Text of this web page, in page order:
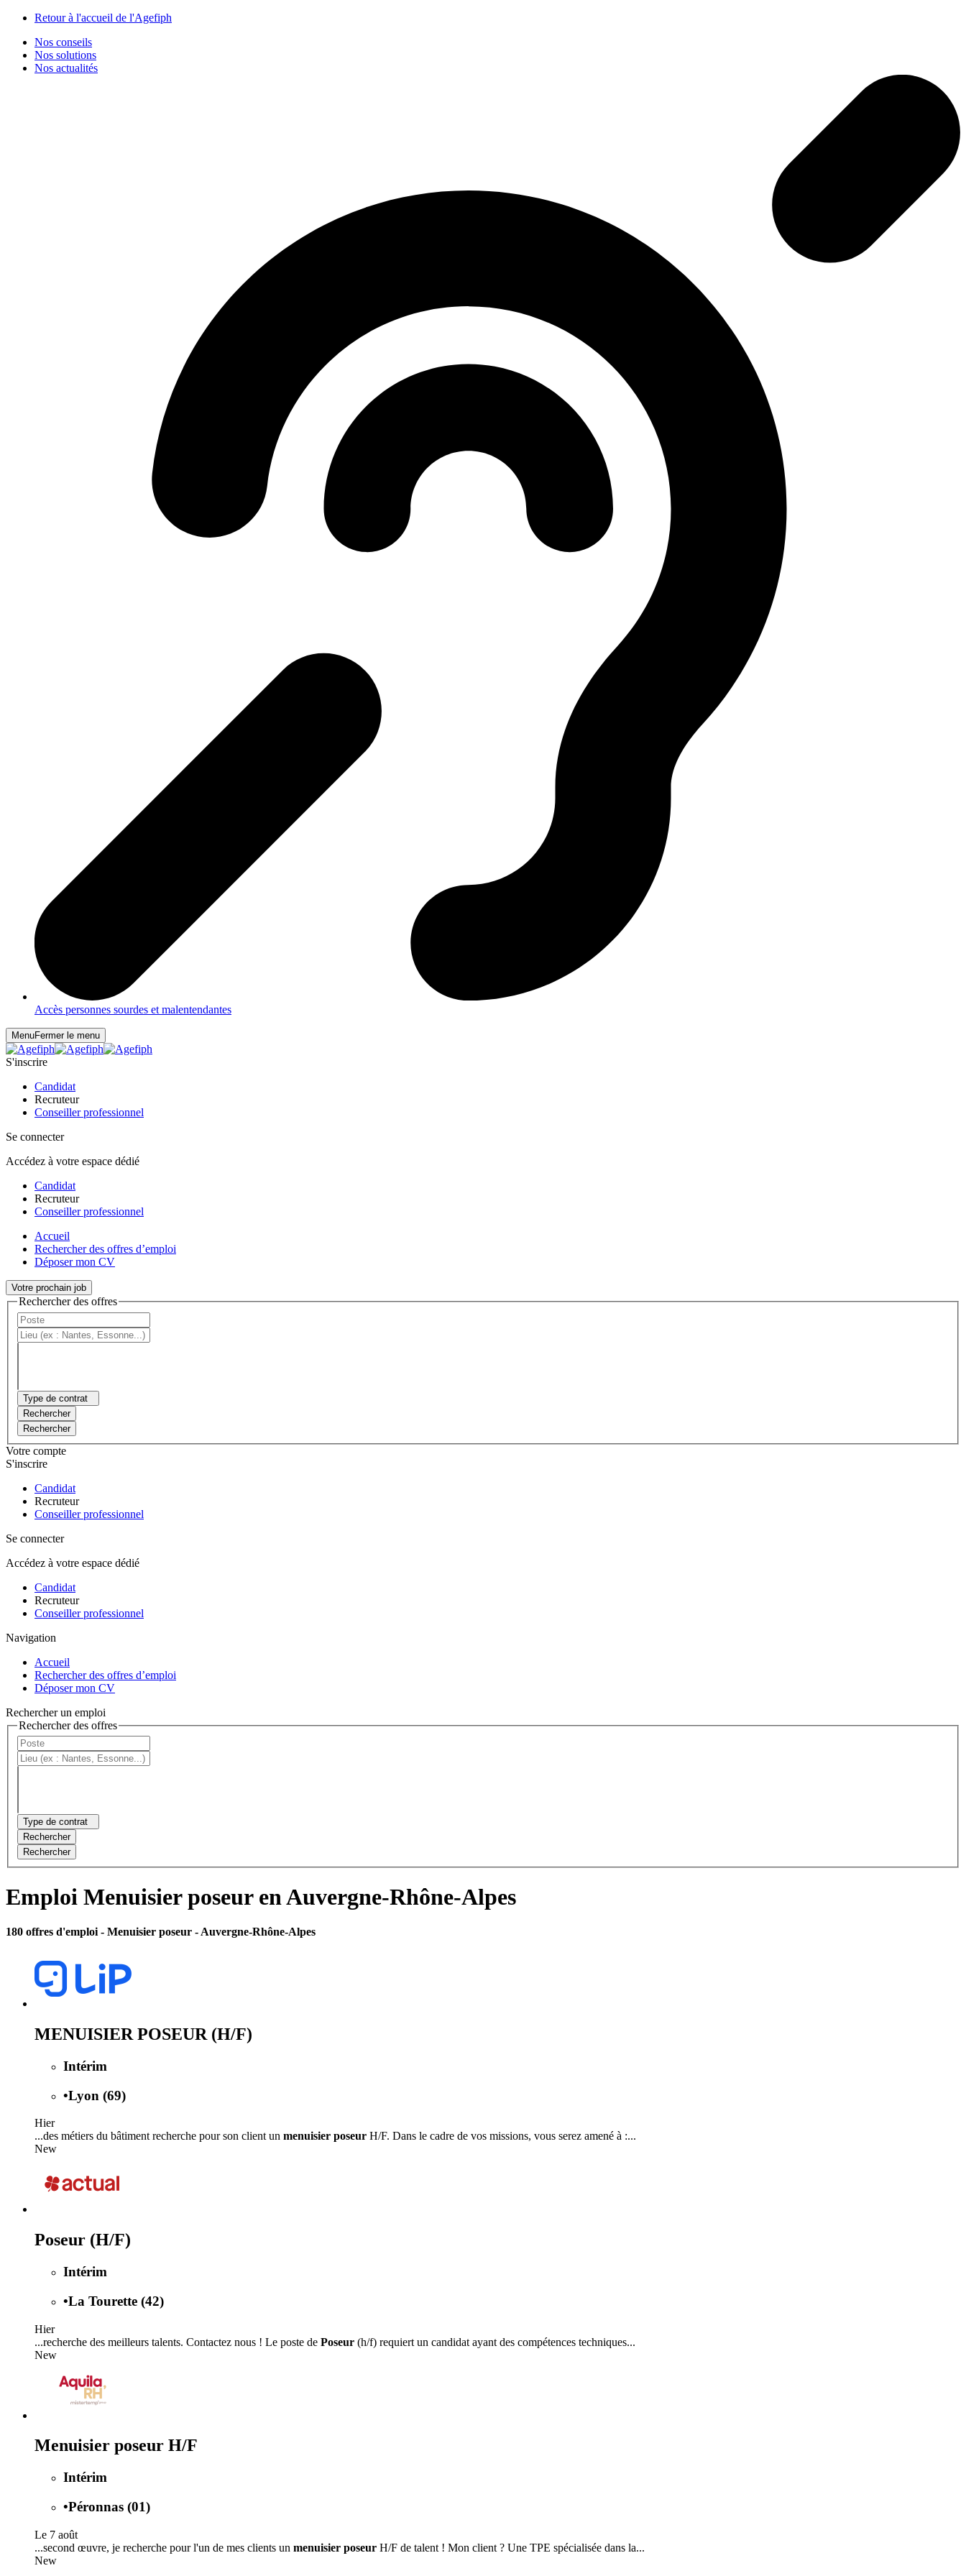
Retour à l'accueil de l'Agefiph
Nos conseils
Nos solutions
Nos actualités
Accès personnes sourdes et malentendantes
MenuFermer le menu
S'inscrire
Candidat
Recruteur
Conseiller professionnel
Se connecter
Accédez à votre espace dédié
Candidat
Recruteur
Conseiller professionnel
Accueil
Rechercher des offres d’emploi
Déposer mon CV
Votre prochain job
Rechercher des offres
Type de contrat
Rechercher
Rechercher
Votre compte
S'inscrire
Candidat
Recruteur
Conseiller professionnel
Se connecter
Accédez à votre espace dédié
Candidat
Recruteur
Conseiller professionnel
Navigation
Accueil
Rechercher des offres d’emploi
Déposer mon CV
Rechercher un emploi
Rechercher des offres
Type de contrat
Rechercher
Rechercher
Emploi Menuisier poseur en Auvergne-Rhône-Alpes
180 offres d'emploi - Menuisier poseur - Auvergne-Rhône-Alpes
MENUISIER POSEUR (H/F)
Intérim
•Lyon (69)
Hier
...des métiers du bâtiment recherche pour son client un menuisier poseur H/F. Dans le cadre de vos missions, vous serez amené à :...
New
Poseur (H/F)
Intérim
•La Tourette (42)
Hier
...recherche des meilleurs talents. Contactez nous ! Le poste de Poseur (h/f) requiert un candidat ayant des compétences techniques...
New
Menuisier poseur H/F
Intérim
•Péronnas (01)
Le 7 août
...second œuvre, je recherche pour l'un de mes clients un menuisier poseur H/F de talent ! Mon client ? Une TPE spécialisée dans la...
New